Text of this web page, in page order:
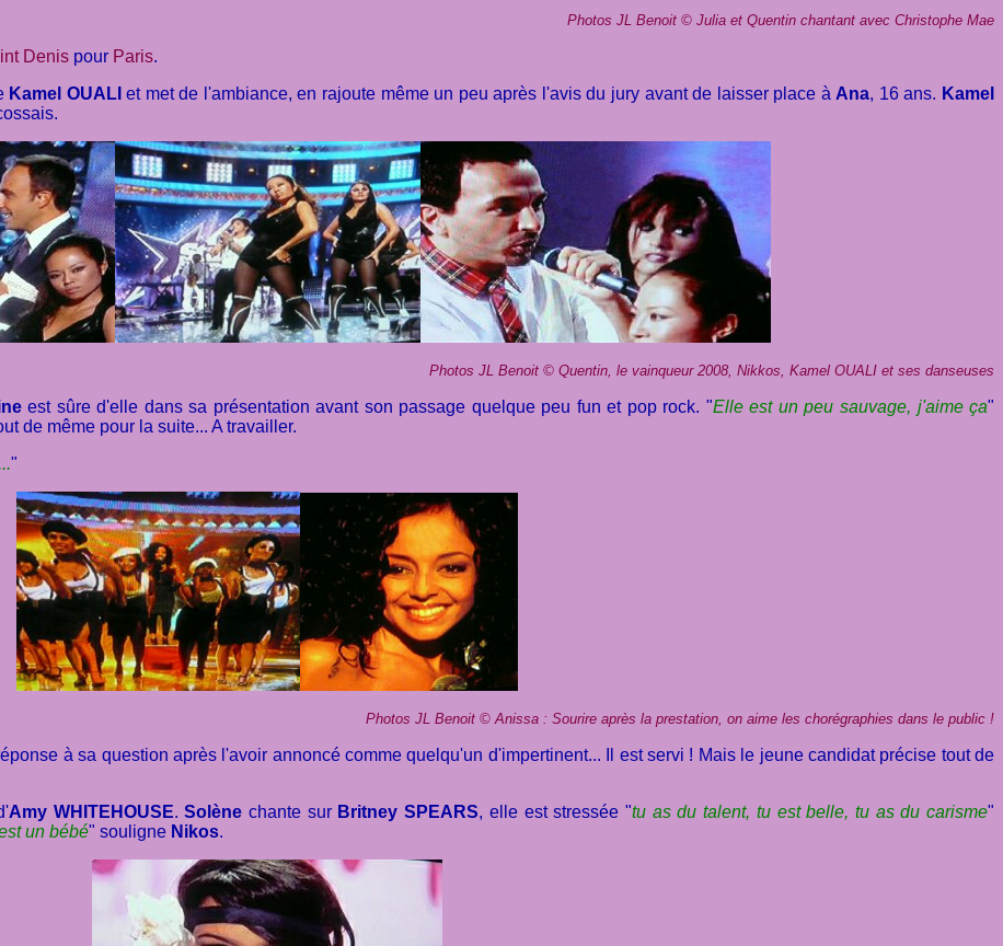
Photos JL Benoit © Julia et Quentin chantant avec Christophe Mae
Denis pour Paris.
Kamel OUALI et met de l'ambiance, en rajoute même un peu après l'avis du jury avant de laisser place à Ana, 16 ans. Kamel
Photos JL Benoit © Quentin, le vainqueur 2008, Nikkos, Kamel OUALI et ses danseuses
est sûre d'elle dans sa présentation avant son passage quelque peu fun et pop rock. "Elle est un peu sauvage, j'aime ça"
de même pour la suite... A travailler.
"
Photos JL Benoit © Anissa : Sourire après la prestation, on aime les chorégraphies dans le public !
à sa question après l'avoir annoncé comme quelqu'un d'impertinent... Il est servi ! Mais le jeune candidat précise tout de
Amy WHITEHOUSE.Solène chante sur Britney SPEARS, elle est stressée "tu as du talent, tu est belle, tu as du carisme"
un bébé" souligne Nikos.